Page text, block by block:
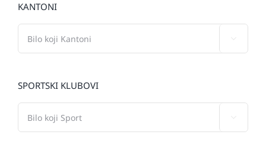
KANTONI
SPORTSKI KLUBOVI